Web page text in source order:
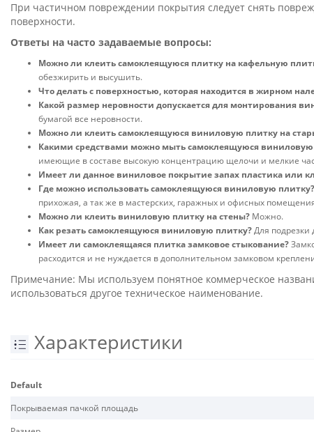
При частичном повреждении покрытия следует снять
поверхности.
Ответы на часто задаваемые вопросы:
Можно ли клеить самоклеящуюся плитку на кафельную
обезжирить и высушить.
Что делать с поверхностью, которая находится в жирном
Какой размер неровности допускается для монтирования
бумагой все неровности.
Можно ли клеить самоклеящуюся виниловую плитку на
Какими средствами можно мыть самоклеящуюся виниловую
имеющие в составе высокую концентрацию щелочи и мелкие
Имеет ли данное виниловое покрытие запах пластика или
Где можно использовать самоклеящуюся виниловую плитку?
прихожая, а так же в мастерских, гаражных и офисных
Можно ли клеить виниловую плитку на стены? Можно.
Как резать самоклеящуюся виниловую плитку?Для
Имеет ли самоклеящаяся плитка замковое стыкование?
расходится и не нуждается в дополнительном замковом
Примечание: Мы используем понятное коммерческое
использоваться другое техническое наименование.
Характеристики
Default
Покрываемая пачкой площадь